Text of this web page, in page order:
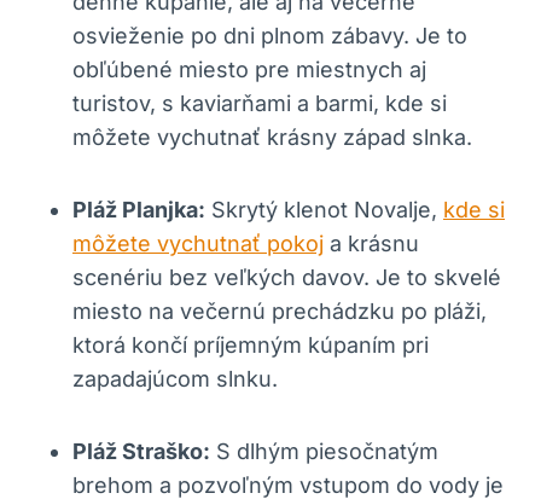
osvieženie po dni plnom zábavy. Je to
obľúbené miesto pre miestnych aj
turistov, s kaviarňami a barmi, kde si
môžete vychutnať krásny západ slnka.
Pláž Planjka: Skrytý klenot Novalje, kde si
môžete vychutnať pokoj a krásnu
scenériu bez veľkých davov. Je to skvelé
miesto na večernú prechádzku po pláži,
ktorá končí príjemným kúpaním pri
zapadajúcom slnku.
Pláž Straško: S dlhým piesočnatým
brehom a pozvoľným vstupom do vody je